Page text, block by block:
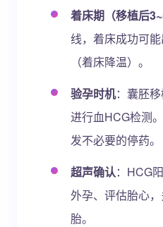
着床期（移植后
线，着床成功可
（着床降温）。
验孕时机：囊胚
进行血HCG检测
发不必要的停药。
超声确认：HCG
外孕、评估胎心
胎。